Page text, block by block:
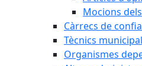
Mocions
Càrrecs de
Tècnics
Organismes